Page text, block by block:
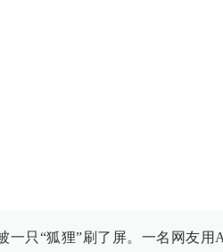
一只“狐狸”刷了屏。一名网友用